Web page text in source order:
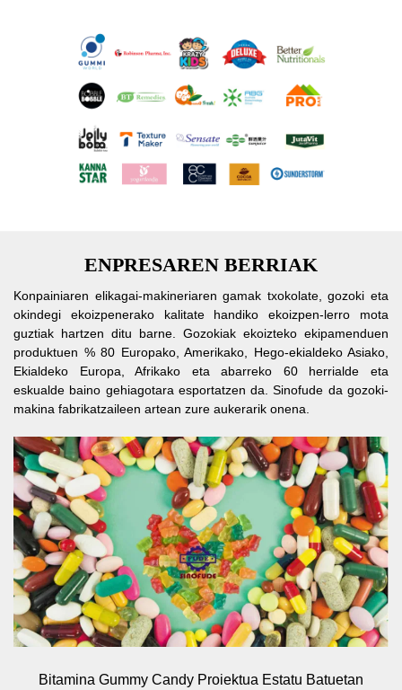
ENPRESAREN BERRIAK
Konpainiaren elikagai-makineriaren gamak txokolate, gozoki eta
okindegi ekoizpenerako kalitate handiko ekoizpen-lerro mota
guztiak hartzen ditu barne. Gozokiak ekoizteko ekipamenduen
produktuen % 80 Europako, Amerikako, Hego-ekialdeko Asiako,
Ekialdeko Europa, Afrikako eta abarreko 60 herrialde eta
eskualde baino gehiagotara esportatzen da. Sinofude da gozoki-
makina fabrikatzaileen artean zure aukerarik onena.
Bitamina Gummy Candy Proiektua Estatu Batuetan